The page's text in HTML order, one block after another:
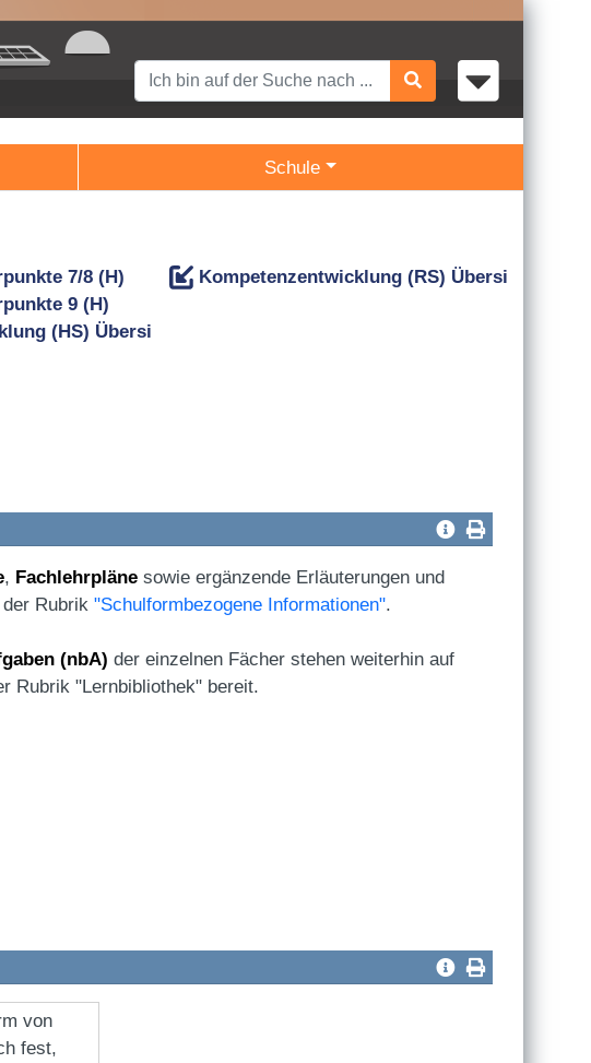
Schule
7/8 (H)
9 (H)
(HS) Übersicht
Kompetenzentwicklung (RS) Übersicht
, Fachlehrplänesowie ergänzende Erläuterungen und
Rubrik "Schulformbezogene Informationen".
(nbA) der einzelnen Fächer stehen weiterhin auf
Rubrik "Lernbibliothek" bereit.
von
fest,